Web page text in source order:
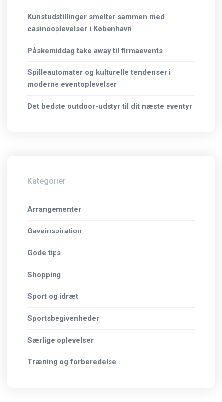
Kunstudstillinger smelter sammen med
casinooplevelser i København
Påskemiddag take away til firmaevents
Spilleautomater og kulturelle tendenser i
moderne eventoplevelser
Det bedste outdoor-udstyr til dit næste eventyr
Kategorier
Arrangementer
Gaveinspiration
Gode tips
Shopping
Sport og idræt
Sportsbegivenheder
Særlige oplevelser
Træning og forberedelse